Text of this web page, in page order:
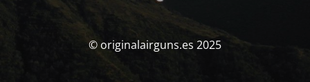
© originalairguns.es 2025